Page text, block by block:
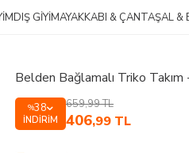
DIŞ GIYIMAYAKKABI & ÇANTAŞAL &
Belden Bağlamalı Triko
%38
İNDIRIM
659,99TL
406,99 TL